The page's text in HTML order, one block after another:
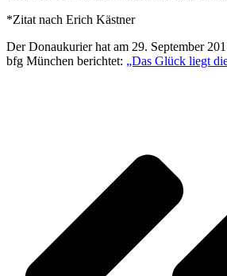
*Zitat nach Erich Kästner
Der Donaukurier hat am 29. September
bfg München berichtet: „Das Glück liegt